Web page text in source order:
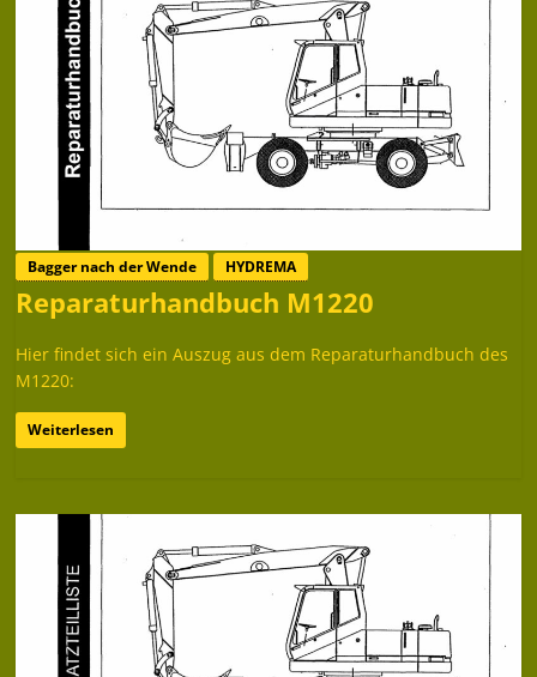
Bagger nach der Wende HYDREMA
Reparaturhandbuch M1220
Hier findet sich ein Auszug aus dem Reparaturhandbuch des
M1220:
Weiterlesen